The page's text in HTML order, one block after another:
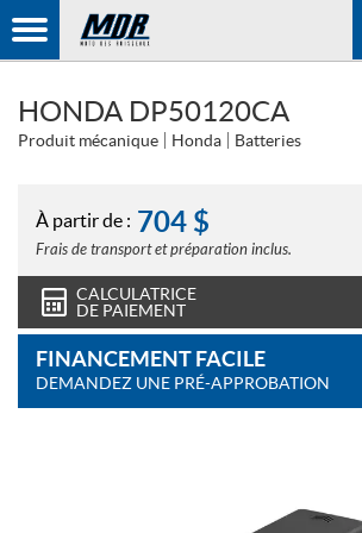
HONDA DP50120CA
Produit mécanique Honda Batteries
À partir de : 704 $
Frais de transport et préparation inclus.
CALCULATRICE
DE PAIEMENT
FINANCEMENT FACILE
DEMANDEZ UNE PRÉ-APPROBATION